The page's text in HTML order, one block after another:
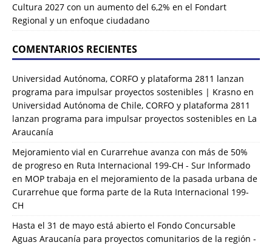
Cultura 2027 con un aumento del 6,2% en el Fondart
Regional y un enfoque ciudadano
COMENTARIOS RECIENTES
Universidad Autónoma, CORFO y plataforma 2811 lanzan
programa para impulsar proyectos sostenibles | Krasno en
Universidad Autónoma de Chile, CORFO y plataforma 2811
lanzan programa para impulsar proyectos sostenibles en La
Araucanía
Mejoramiento vial en Curarrehue avanza con más de 50%
de progreso en Ruta Internacional 199-CH - Sur Informado
en MOP trabaja en el mejoramiento de la pasada urbana de
Curarrehue que forma parte de la Ruta Internacional 199-
CH
Hasta el 31 de mayo está abierto el Fondo Concursable
Aguas Araucanía para proyectos comunitarios de la región -